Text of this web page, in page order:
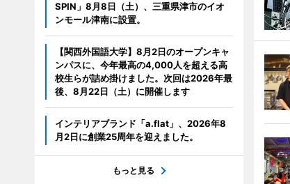
SPIN」8月8日（土）、三重県津市のイオ
ンモール津南に設置。
【関西外国語大学】8月2日のオープンキャ
ンパスに、今年最高の4,000人を超える高
校生らが詰め掛けました。次回は2026年最
後、8月22日（土）に開催します
インテリアブランド「a.flat」、2026年8
月2日に創業25周年を迎えました。
もっと見る